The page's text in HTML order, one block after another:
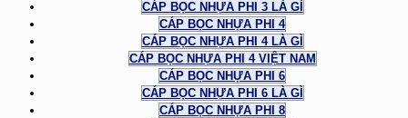
CÁP BỌC NHỰA PHI 3 LÀ GÌ
CÁP BỌC NHỰA PHI 4
CÁP BỌC NHỰA PHI 4 LÀ GÌ
CÁP BỌC NHỰA PHI 4 VIỆT NAM
CÁP BỌC NHỰA PHI 6
CÁP BỌC NHỰA PHI 6 LÀ GÌ
CÁP BỌC NHỰA PHI 8